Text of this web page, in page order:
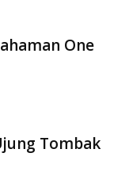
One
Tombak